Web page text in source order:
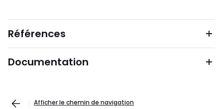
Références
Documentation
Afficher le chemin de navigation